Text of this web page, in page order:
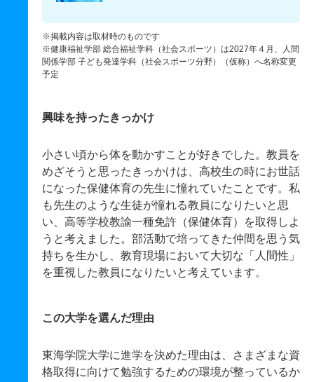
※掲載内容は取材時のものです
※健康福祉学部 総合福祉学科（社会スポーツ）は2027年４月、人間
関係学部 子ども発達学科（社会スポーツ分野）（仮称）へ名称変更
予定
興味を持ったきっかけ
小さい頃から体を動かすことが好きでした。教員を
めざそうと思ったきっかけは、高校生の時にお世話
になった保健体育の先生に憧れていたことです。私
も先生のような生徒が憧れる教員になりたいと思
い、高等学校教諭一種免許（保健体育）を取得しよ
うと考えました。部活動で培ってきた仲間を思う気
持ちを生かし、教育現場において大切な「人間性」
を重視した教員になりたいと考えています。
この大学を選んだ理由
東海学院大学に進学を決めた理由は、さまざまな資
格取得に向けて勉強するための環境が整っているか